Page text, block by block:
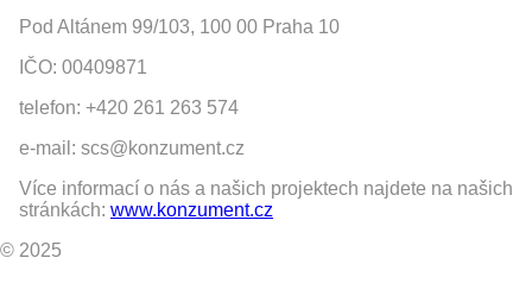
Pod Altánem 99/103, 100 00 Praha 10
IČO: 00409871
telefon: +420 261 263 574
e-mail: scs@konzument.cz
Více informací o nás a našich projektech najdete na našich
stránkách: www.konzument.cz
© 2025